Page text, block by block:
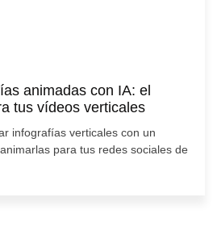
animadas con IA: el
tus vídeos verticales
infografías verticales con un
para tus redes sociales de